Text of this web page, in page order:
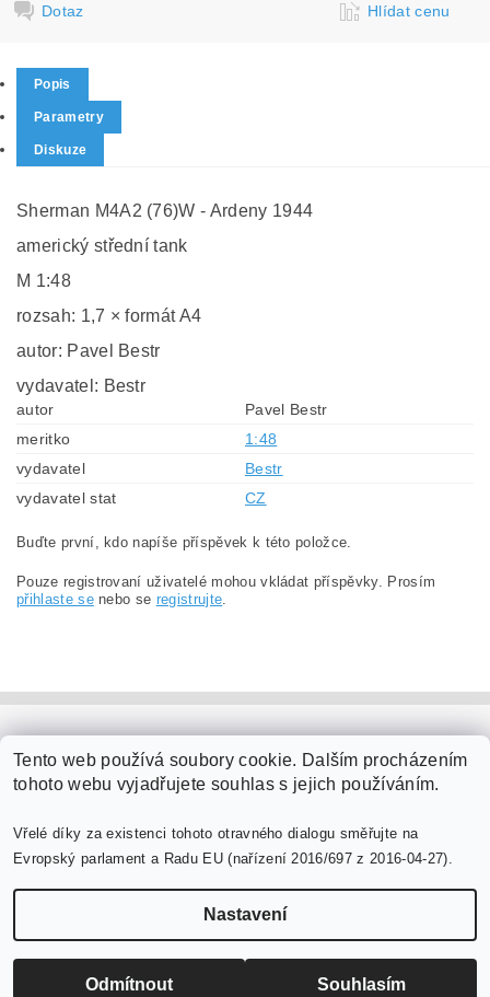
Dotaz Hlídat cenu
Popis
Parametry
Diskuze
Sherman M4A2 (76)W - Ardeny 1944
americký střední tank
M 1:48
rozsah: 1,7 × formát A4
autor: Pavel Bestr
vydavatel: Bestr
autor
Pavel Bestr
meritko
1:48
vydavatel
Bestr
vydavatel stat
CZ
Buďte první, kdo napíše příspěvek k této položce.
Pouze registrovaní uživatelé mohou vkládat příspěvky. Prosím
přihlaste senebo se registrujte.
Vytvořil Shoptet
Tento web používá soubory cookie. Dalším procházením
tohoto webu vyjadřujete souhlas s jejich používáním.
Vřelé díky za existenci tohoto otravného dialogu směřujte na
Evropský parlament a Radu EU (nařízení 2016/697 z 2016-04-27).
Nastavení
Odmítnout Souhlasím